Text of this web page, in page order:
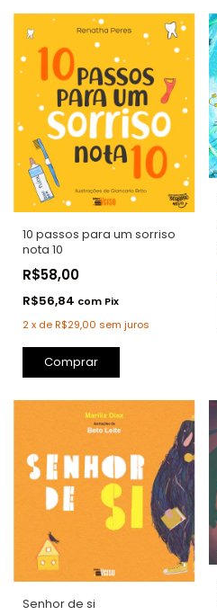
10 passos para um sorriso
nota 10
R$58,00
R$56,84 com Pix
2x deR$29,00 sem juros
Comprar
Senhor de si